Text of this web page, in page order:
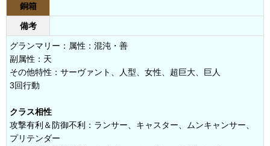
銅箱
備考
グランマリー：属性：混沌・善
副属性：天
その他特性：サーヴァント、人型、女性、超巨大、巨人
3回行動
クラス相性
攻撃有利＆防御不利：ランサー、キャスター、ムンキャンサー、
プリテンダー